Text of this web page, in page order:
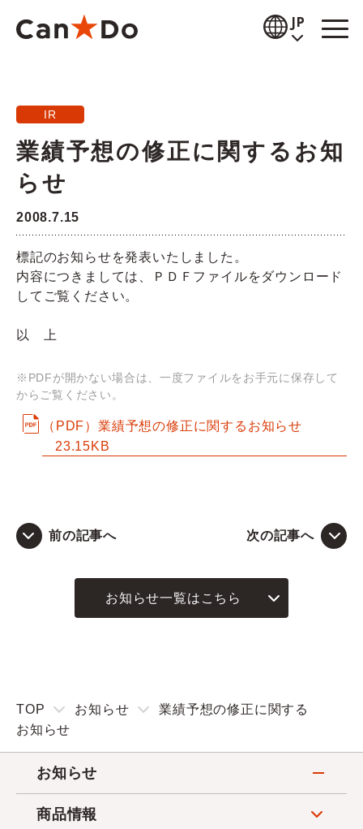
JP
お知らせ
商品情報
公式通販
採用情報
Q&A
お問い合わせ
IR
業績予想の修正に関するお知
らせ
2008.7.15
標記のお知らせを発表いたしました。
内容につきましては、ＰＤＦファイルをダウンロード
してご覧ください。
以 上
※PDFが開かない場合は、一度ファイルをお手元に保存して
からご覧ください。
（PDF）業績予想の修正に関するお知らせ
23.15KB
前の記事へ 次の記事へ
お知らせ一覧はこちら
TOP お知らせ
業績予想の修正に関する
お知らせ
お知らせ
商品情報